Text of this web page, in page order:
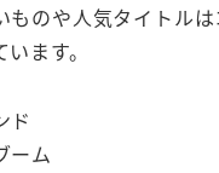
ものや人気タイトル
ます。
ド
ーム